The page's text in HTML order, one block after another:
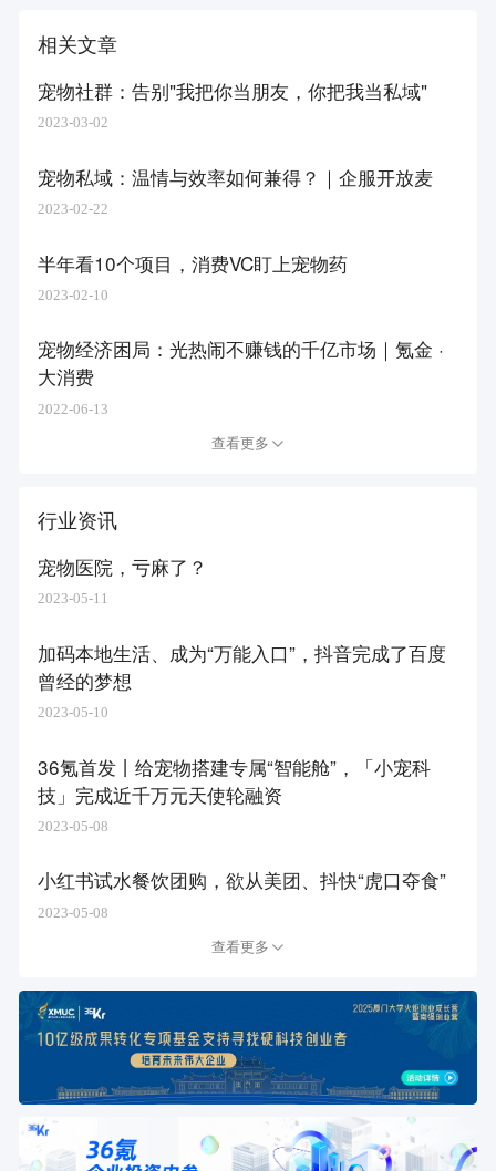
相关文章
宠物社群：告别"我把你当朋友，你把我当私域"
2023-03-02
宠物私域：温情与效率如何兼得？｜企服开放麦
2023-02-22
半年看10个项目，消费VC盯上宠物药
2023-02-10
宠物经济困局：光热闹不赚钱的千亿市场｜氪金 ·
大消费
2022-06-13
查看更多
行业资讯
宠物医院，亏麻了？
2023-05-11
加码本地生活、成为“万能入口”，抖音完成了百度
曾经的梦想
2023-05-10
36氪首发丨给宠物搭建专属“智能舱”，「小宠科
技」完成近千万元天使轮融资
2023-05-08
小红书试水餐饮团购，欲从美团、抖快“虎口夺食”
2023-05-08
查看更多